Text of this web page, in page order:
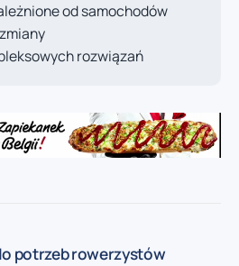
od samochodów
rozwiązań
potrzeb rowerzystów